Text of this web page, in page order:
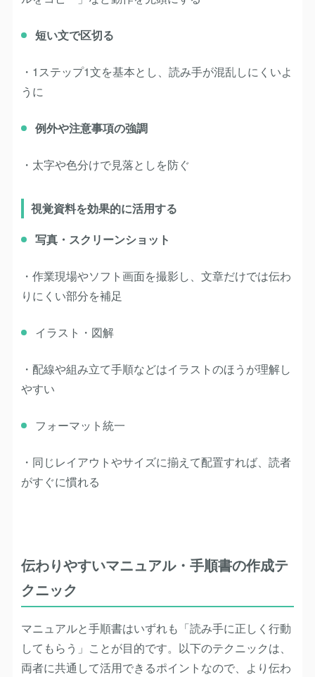
短い文で区切る
・1ステップ1文を基本とし、読み手が混乱しにくいよ
うに
例外や注意事項の強調
・太字や色分けで見落としを防ぐ
視覚資料を効果的に活用する
写真・スクリーンショット
・作業現場やソフト画面を撮影し、文章だけでは伝わ
りにくい部分を補足
イラスト・図解
・配線や組み立て手順などはイラストのほうが理解し
やすい
フォーマット統一
・同じレイアウトやサイズに揃えて配置すれば、読者
がすぐに慣れる
伝わりやすいマニュアル・手順書の作成テ
クニック
マニュアルと手順書はいずれも「読み手に正しく行動
してもらう」ことが目的です。以下のテクニックは、
両者に共通して活用できるポイントなので、より伝わ